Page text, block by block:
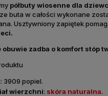
półbuty wiosenne dla
buta w całości wykonane
Usztywniony zapiętek
obuwie zadba o komfort stóp
: 3909 popiel.
wierzchni: skóra naturalna.